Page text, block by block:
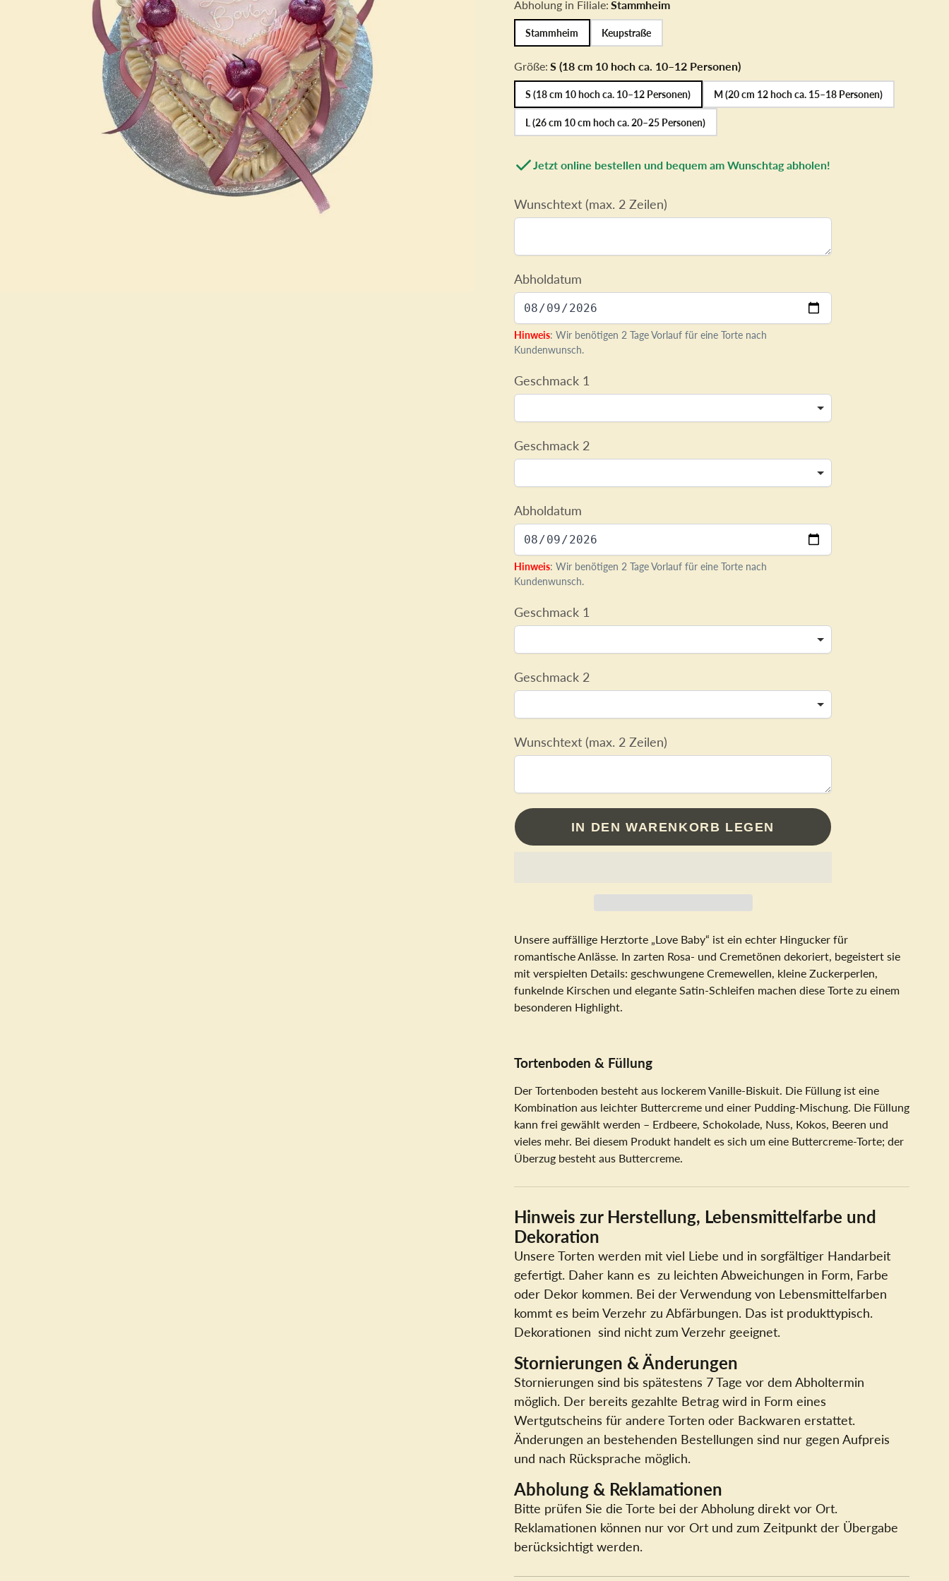
Junggesellinenabschied
Berufe / Abschluss
Geburt / Babyshower
Torten für unsere
Einschulung
Umrah- und
Torten für Ihn
Torten für Sie
Beauty &
Deluxetorten
1. Zahntorte
Halloweentorten
Zahlen-/
Buchstabentorte
Form Torten
Mädchen
Abholung in Filiale: Stammheim
Stammheim Keupstraße
Größe: S (18 cm 10 hoch ca. 10–12 Personen)
S (18 cm 10 hoch ca. 10–12 Personen) M (20 cm 12 hoch ca. 15–18 Personen)
L (26 cm 10 cm hoch ca. 20–25 Personen)
Jetzt online bestellen und bequem am Wunschtag abholen!
Wunschtext (max. 2 Zeilen)
Abholdatum
Hinweis: Wir benötigen 2 Tage Vorlauf für eine Torte nach
Kundenwunsch.
Geschmack 1
Geschmack 2
Abholdatum
Hinweis: Wir benötigen 2 Tage Vorlauf für eine Torte nach
Kundenwunsch.
Geschmack 1
Geschmack 2
Wunschtext (max. 2 Zeilen)
IN DEN WARENKORB LEGEN
Unsere auffällige Herztorte „Love Baby“ ist ein echter Hingucker für
romantische Anlässe. In zarten Rosa- und Cremetönen dekoriert, begeistert sie
mit verspielten Details: geschwungene Cremewellen, kleine Zuckerperlen,
funkelnde Kirschen und elegante Satin-Schleifen machen diese Torte zu einem
besonderen Highlight.
Tortenboden & Füllung
Der Tortenboden besteht aus lockerem Vanille-Biskuit. Die Füllung ist eine
Kombination aus leichter Buttercreme und einer Pudding-Mischung. Die Füllung
kann frei gewählt werden – Erdbeere, Schokolade, Nuss, Kokos, Beeren und
vieles mehr. Bei diesem Produkt handelt es sich um eine Buttercreme-Torte; der
Überzug besteht aus Buttercreme.
Hinweis zur Herstellung, Lebensmittelfarbe und
Dekoration
Unsere Torten werden mit viel Liebe und in sorgfältiger Handarbeit
gefertigt. Daher kann es zu leichten Abweichungen in Form, Farbe
oder Dekor kommen. Bei der Verwendung von Lebensmittelfarben
kommt es beim Verzehr zu Abfärbungen. Das ist produkttypisch.
Dekorationen sind nicht zum Verzehr geeignet.
Stornierungen & Änderungen
Stornierungen sind bis spätestens 7 Tage vor dem Abholtermin
möglich. Der bereits gezahlte Betrag wird in Form eines
Wertgutscheins für andere Torten oder Backwaren erstattet.
Änderungen an bestehenden Bestellungen sind nur gegen Aufpreis
und nach Rücksprache möglich.
Abholung & Reklamationen
Bitte prüfen Sie die Torte bei der Abholung direkt vor Ort.
Reklamationen können nur vor Ort und zum Zeitpunkt der Übergabe
berücksichtigt werden.